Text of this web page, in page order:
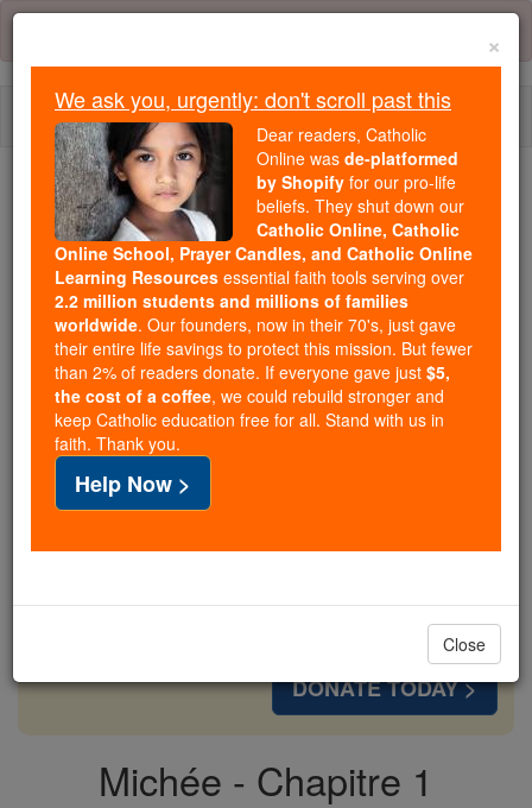
Skip
content
Because of You, 2.2 Million
Students Are Being Formed in the
Faith
Because of generous supporters like you,
Catholic Online School has already delivered
free, faithful Catholic education to over 2.2
million students across 193 countries. In an age
of noise and algorithms, you are helping form
souls with truth, prayer, Scripture, and Christ.
If everyone who reads this gave just $5 — the
free for all. Be Courageous. Be Catholic. Stand
DONATE TODAY >
Michée - Chapitre 1
×
We ask you, urgently: don't scroll past this
Dear readers, Catholic
Online was de-platformed
by Shopify for our pro-life
beliefs. They shut down our
Catholic Online, Catholic
Online School, Prayer Candles, and Catholic Online
Learning Resources essential faith tools serving over
2.2 million students and millions of families
worldwide. Our founders, now in their 70's, just gave
their entire life savings to protect this mission. But fewer
than 2% of readers donate. If everyone gave just $5,
the cost of a coffee, we could rebuild stronger and
keep Catholic education free for all. Stand with us in
faith. Thank you.
Help Now >
Close